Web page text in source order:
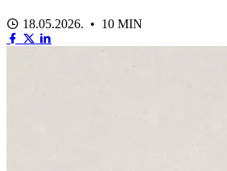
18.05.2026. • 10 MIN